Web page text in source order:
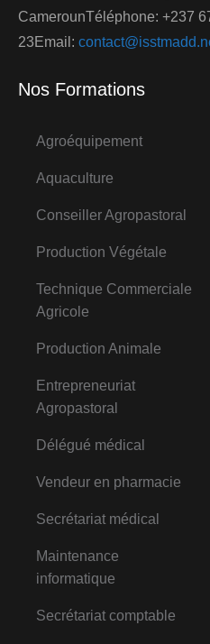
CamerounTéléphone: +237
23Email:
Nos Formations
Agroéquipement
Aquaculture
Conseiller Agropastoral
Production Végétale
Technique Commerciale
Agricole
Production Animale
Entrepreneuriat
Agropastoral
Délégué médical
Vendeur en pharmacie
Secrétariat médical
Maintenance
informatique
Secrétariat comptable